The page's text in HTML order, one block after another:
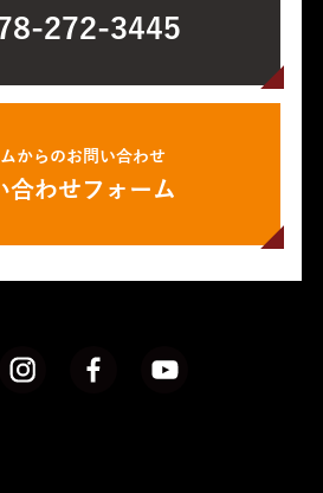
272-3445
からのお問い合わせ
合わせフォーム